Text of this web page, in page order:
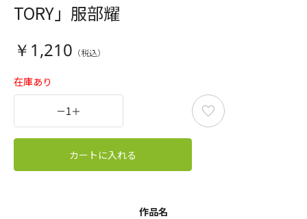
TORY」服部耀
￥1,210
在庫あり
－1＋
カートに入れる
作品名